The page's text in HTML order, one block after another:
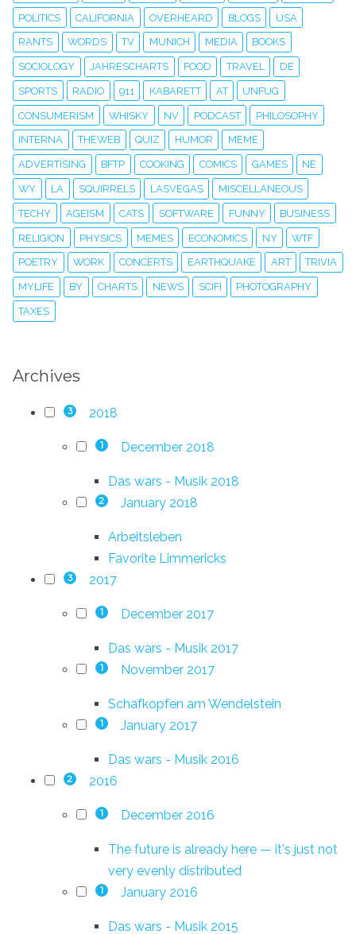
POLITICS CALIFORNIA OVERHEARD BLOGS USA
RANTS WORDS TV MUNICH MEDIA BOOKS
SOCIOLOGY JAHRESCHARTS FOOD TRAVEL DE
SPORTS RADIO 911 KABARETT AT UNFUG
CONSUMERISM WHISKY NV PODCAST PHILOSOPHY
INTERNA THEWEB QUIZ HUMOR MEME
ADVERTISING BFTP COOKING COMICS GAMES NE
WY LA SQUIRRELS LASVEGAS MISCELLANEOUS
TECHY AGEISM CATS SOFTWARE FUNNY BUSINESS
RELIGION PHYSICS MEMES ECONOMICS NY WTF
POETRY WORK CONCERTS EARTHQUAKE ART TRIVIA
MYLIFE BY CHARTS NEWS SCIFI PHOTOGRAPHY
TAXES
Archives
3 2018
1 December 2018
Das wars - Musik 2018
2 January 2018
Arbeitsleben
Favorite Limmericks
3 2017
1 December 2017
Das wars - Musik 2017
1 November 2017
Schafkopfen am Wendelstein
1 January 2017
Das wars - Musik 2016
2 2016
1 December 2016
The future is already here — it's just not
very evenly distributed
1 January 2016
Das wars - Musik 2015